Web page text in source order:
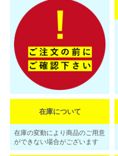
在庫について
在庫の変動により商品のご用意
ができない場合がございます